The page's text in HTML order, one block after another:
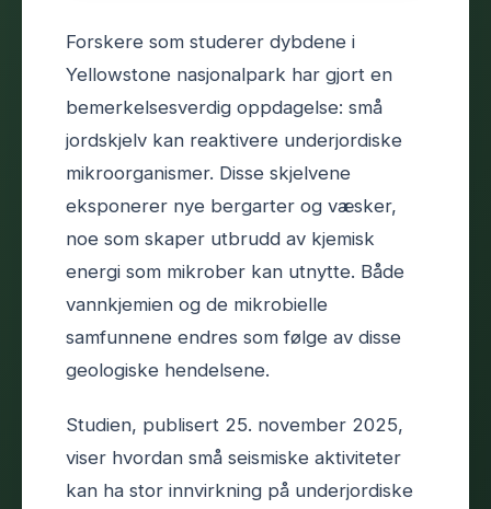
Forskere som studerer dybdene i
Yellowstone nasjonalpark har gjort en
bemerkelsesverdig oppdagelse: små
jordskjelv kan reaktivere underjordiske
mikroorganismer. Disse skjelvene
eksponerer nye bergarter og væsker,
noe som skaper utbrudd av kjemisk
energi som mikrober kan utnytte. Både
vannkjemien og de mikrobielle
samfunnene endres som følge av disse
geologiske hendelsene.
Studien, publisert 25. november 2025,
viser hvordan små seismiske aktiviteter
kan ha stor innvirkning på underjordiske